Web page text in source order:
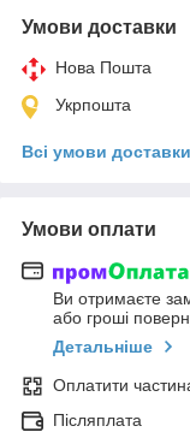
Умови доставки
Нова Пошта
Укрпошта
Всі умови доставки
Умови оплати
Ви отримаєте
або гроші
Детальніше
Оплатити
Післяплата